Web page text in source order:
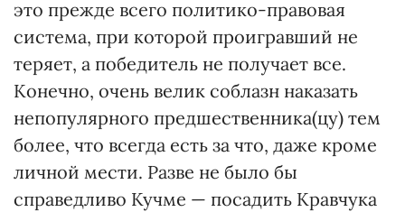
это прежде всего политико-правовая
система, при которой проигравший не
теряет, а победитель не получает все.
Конечно, очень велик соблазн наказать
непопулярного предшественника(цу) тем
более, что всегда есть за что, даже кроме
личной мести. Разве не было бы
справедливо Кучме — посадить Кравчука